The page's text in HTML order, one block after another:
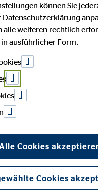
Registernummer:
mit
eingetragen in das
GewO, Bundesrepublik
§ 34 d GewO, §§ 59
Regelungen können
www.gesetze-im-
Stade für den
können Sie
Datenschutzerklärung
alle weiteren rechtlich
ausführlicher Form.
Cookies
Cookies